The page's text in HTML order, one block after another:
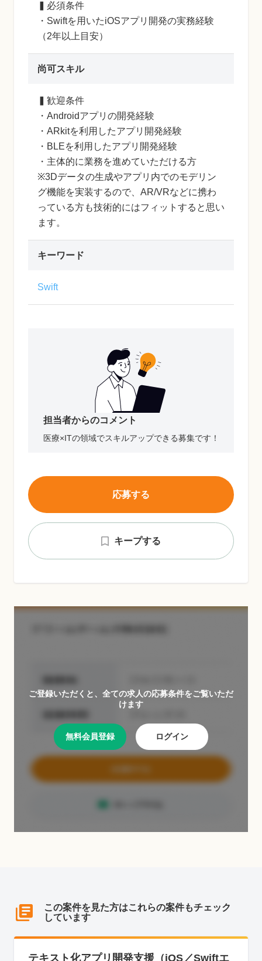
▍必須条件
・Swiftを用いたiOSアプリ開発の実務経験
（2年以上目安）
尚可スキル
▍歓迎条件
・Androidアプリの開発経験
・ARkitを利用したアプリ開発経験
・BLEを利用したアプリ開発経験
・主体的に業務を進めていただける方
※3Dデータの生成やアプリ内でのモデリン
グ機能を実装するので、AR/VRなどに携わ
っている方も技術的にはフィットすると思い
ます。
キーワード
Swift
担当者からのコメント
医療×ITの領域でスキルアップできる募集です！
キープする
応募する
ご登録いただくと、全ての求人の応募条件をご覧いただ
けます
無料会員登録 ログイン
この案件を見た方はこれらの案件もチェック
しています
テキスト化アプリ開発支援（iOS／Swiftエ